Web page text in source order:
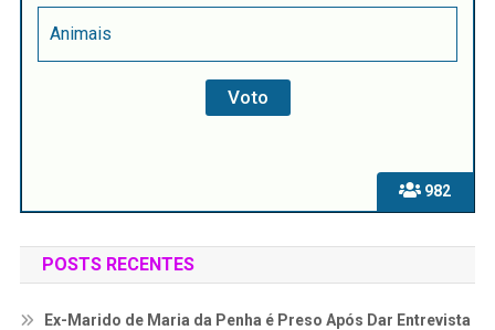
982
Animais
POSTS RECENTES
Ex-Marido de Maria da Penha é Preso Após Dar Entrevista